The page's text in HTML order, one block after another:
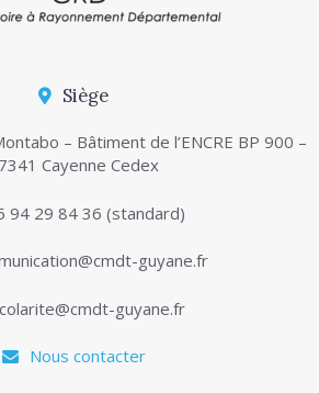
Siège
– Bâtiment de l’ENCRE BP 900 –
Cayenne Cedex
94 29 84 36 (standard)
guyane.fr
guyane.fr
Nous contacter